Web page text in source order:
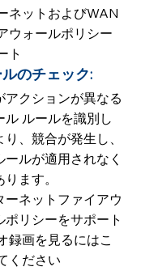
ネットおよびWAN
ウォールポリシー
ト
のチェック:
アクションが異なる
ル ルールを識別し
、競合が発生し、
ルが適用されなく
ます。
ーネットファイアウ
ポリシーをサポート
録画を見るにはこ
ください